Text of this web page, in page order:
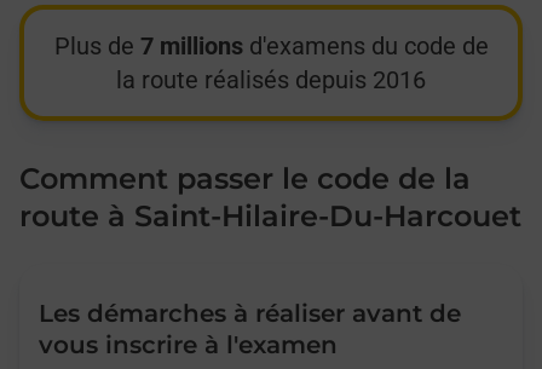
Plus de 7 millionsd'examens du code de
la route réalisés depuis 2016
Comment passer le code de la
route à Saint-Hilaire-Du-Harcouet
Les démarches à réaliser avant de
vous inscrire à l'examen